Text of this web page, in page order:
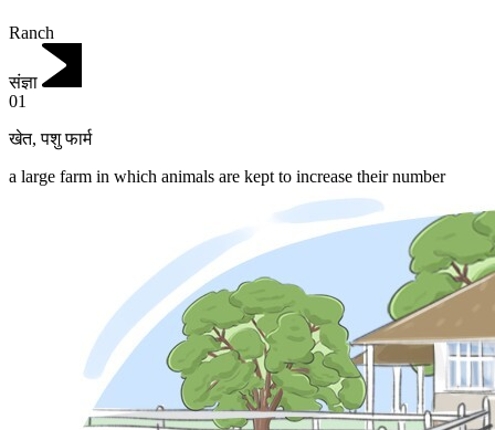
Ranch
संज्ञा
01
खेत,पशु फार्म
a large farm in which animals are kept to increase their number